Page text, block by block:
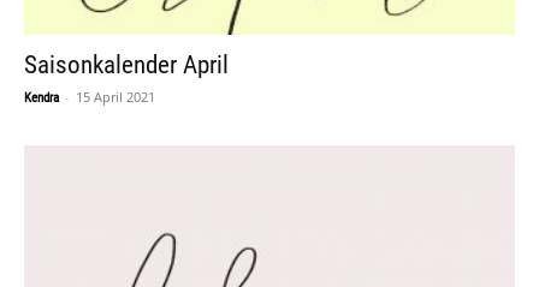
Saisonkalender April
Kendra - 15 April 2021